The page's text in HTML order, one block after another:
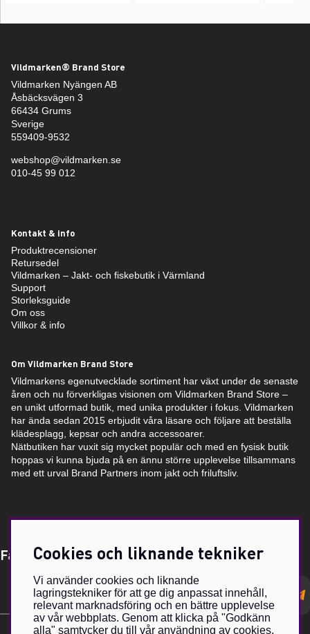
Vildmarken® Brand Store
Vildmarken Nyängen AB
Åsbäcksvägen 3
66434 Grums
Sverige
559409-9532
webshop@vildmarken.se
010-45 99 012
Kontakt & info
Produktrecensioner
Retursedel
Vildmarken – Jakt- och fiskebutik i Värmland
Support
Storleksguide
Om oss
Villkor & info
Om Vildmarken Brand Store
Vildmarkens egenutvecklade sortiment har växt under de senaste
åren och nu förverkligas visionen om Vildmarken Brand Store –
en unikt utformad butik, med unika produkter i fokus. Vildmarken
har ända sedan 2015 erbjudit våra läsare och följare att beställa
klädesplagg, kepsar och andra accessoarer.
Nätbutiken har vuxit sig mycket populär och med en fysisk butik
hoppas vi kunna bjuda på en ännu större upplevelse tillsammans
med ett urval Brand Partners inom jakt och friluftsliv.
Få Magasin Vildmarken direkt till din e-post!*
postadress
Cookies och liknande tekniker
Vi använder cookies och liknande
lagringstekniker för att ge dig anpassat innehåll,
relevant marknadsföring och en bättre upplevelse
av vår webbplats. Genom att klicka på "Godkänn
alla" samtycker du till vår användning av cookies.